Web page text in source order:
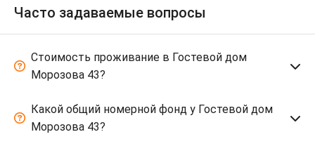
Часто задаваемые вопросы
Стоимость проживание в Гостевой дом
Морозова 43?
Какой общий номерной фонд у Гостевой дом
Морозова 43?